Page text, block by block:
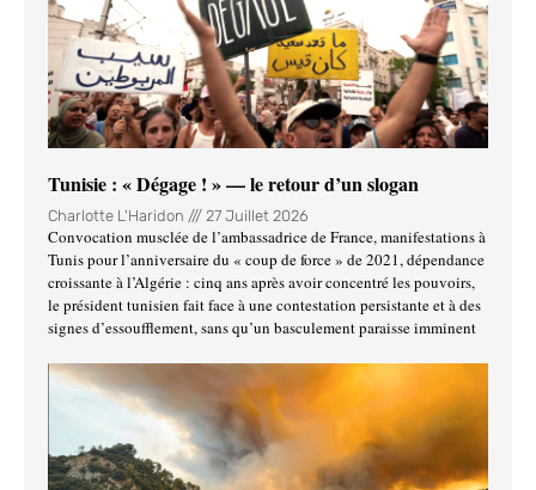
Tunisie : « Dégage ! » — le retour d’un slogan
Charlotte L'Haridon 27 Juillet 2026
Convocation musclée de l’ambassadrice de France, manifestations à
Tunis pour l’anniversaire du « coup de force » de 2021, dépendance
croissante à l’Algérie : cinq ans après avoir concentré les pouvoirs,
le président tunisien fait face à une contestation persistante et à des
signes d’essoufflement, sans qu’un basculement paraisse imminent